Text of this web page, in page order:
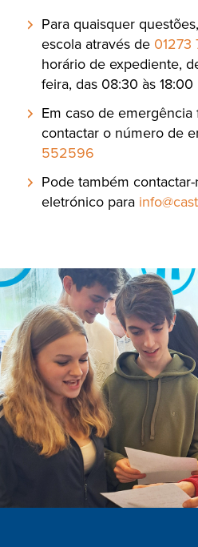
Para quaisquer
escola através de 01273
horário de expediente,
feira, das 08:30 às 18:00
Em caso de
contactar o número de
552596
Pode também
eletrónico para